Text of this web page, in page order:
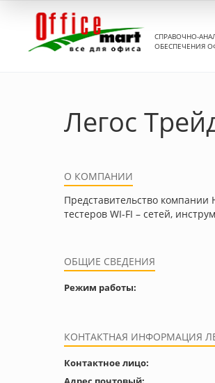
СПРАВОЧНО-
ОБЕСПЕЧЕНИЯ
Легос
О КОМПАНИИ
Представительство компании
тестеров WI-FI – сетей,
ОБЩИЕ СВЕДЕНИЯ
Режим работы:
КОНТАКТНАЯ ИНФОРМАЦИЯ
Контактное лицо: